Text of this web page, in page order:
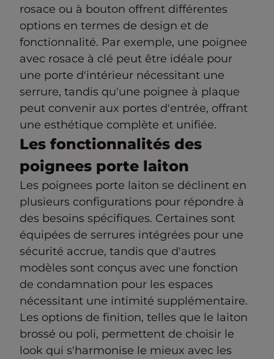
rosace ou à bouton offrent différentes
options en termes de design et de
fonctionnalité. Par exemple, une poignee
avec rosace à clé peut être idéale pour
une porte d'intérieur nécessitant une
serrure, tandis qu'une poignee à plaque
peut convenir aux portes d'entrée, offrant
une esthétique complète et unifiée.
Les fonctionnalités des
poignees porte laiton
Les poignees porte laiton se déclinent en
plusieurs configurations pour répondre à
des besoins spécifiques. Certaines sont
équipées de serrures intégrées pour une
sécurité accrue, tandis que d'autres
modèles sont conçus avec une fonction
de condamnation pour les espaces
nécessitant une intimité supplémentaire.
Les options de finition, telles que le laiton
brossé ou poli, permettent de choisir le
look qui s'harmonise le mieux avec les